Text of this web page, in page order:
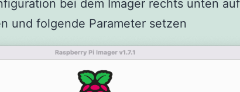
bei dem Imager rechts unten
und folgende Parameter setzen